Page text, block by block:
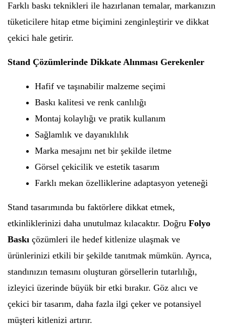
Farklı baskı teknikleri ile hazırlanan temalar, markanızın
tüketicilere hitap etme biçimini zenginleştirir ve dikkat
çekici hale getirir.
Stand Çözümlerinde Dikkate Alınması Gerekenler
Hafif ve taşınabilir malzeme seçimi
Baskı kalitesi ve renk canlılığı
Montaj kolaylığı ve pratik kullanım
Sağlamlık ve dayanıklılık
Marka mesajını net bir şekilde iletme
Görsel çekicilik ve estetik tasarım
Farklı mekan özelliklerine adaptasyon yeteneği
Stand tasarımında bu faktörlere dikkat etmek,
etkinliklerinizi daha unutulmaz kılacaktır. Doğru Folyo
Baskı çözümleri ile hedef kitlenize ulaşmak ve
ürünlerinizi etkili bir şekilde tanıtmak mümkün. Ayrıca,
standınızın temasını oluşturan görsellerin tutarlılığı,
izleyici üzerinde büyük bir etki bırakır. Göz alıcı ve
çekici bir tasarım, daha fazla ilgi çeker ve potansiyel
müşteri kitlenizi artırır.